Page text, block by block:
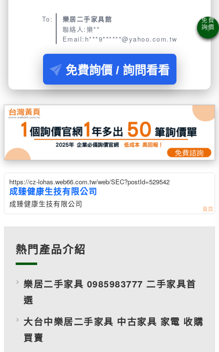
To:
樂居二手家具館
聯絡人:樂**
Email:h***9******@yahoo.com.tw
免費詢價 / 詢問看看
https://cz-lohas.web66.com.tw/web/SEC?postId=529542
成臻健康生技有限公司
成臻健康生技有限公司
熱門產品介紹
樂居二手家具 0985983777 二手家具首
選
大台中樂居二手家具 中古家具 家電 收購
買賣